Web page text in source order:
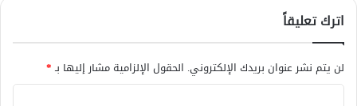
اترك تعليقاً
لن يتم نشر عنوان بريدك الإلكتروني. الحقول الإلزامية مشار إليها بـ*